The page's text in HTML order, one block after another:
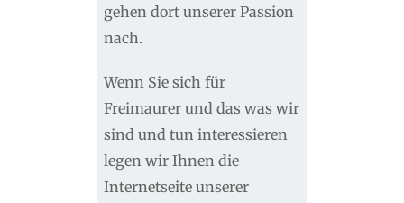
gehen dort unserer Passion
nach.
Wenn Sie sich für
Freimaurer und das was wir
sind und tun interessieren
legen wir Ihnen die
Internetseite unserer